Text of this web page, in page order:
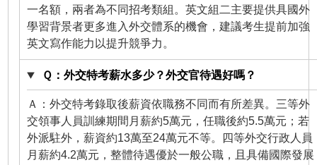
一名額，兩者為不同招考類組。英文組二主要提供具國外
學習背景者更多進入外交體系的機會，建議考生提前加強
英文寫作能力以提升競爭力。
Ｑ：外交特考薪水多少？外交官待遇好嗎？
Ａ：外交特考錄取後薪資依職務不同而有所差異。三等外
交領事人員訓練期間月薪約5萬元，任職後約5.5萬元；若
外派駐外，薪資約13萬至24萬元不等。四等外交行政人員
月薪約4.2萬元，整體待遇優於一般公職，且具備國際發展